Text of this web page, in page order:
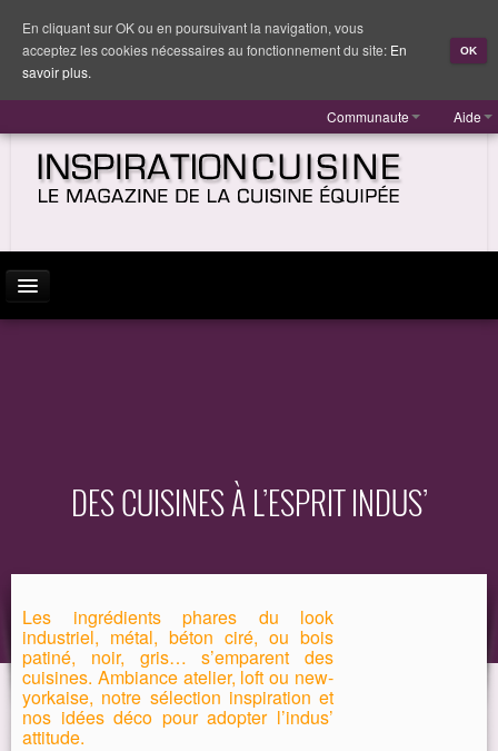
Communaute Aide
GUIDE
DES CUISINES À L’ESPRIT INDUS’
Les ingrédients phares du look
industriel, métal, béton ciré, ou bois
patiné, noir, gris… s’emparent des
cuisines. Ambiance atelier, loft ou new-
yorkaise, notre sélection inspiration et
nos idées déco pour adopter l’indus’
attitude.
En cliquant sur OK ou en poursuivant la navigation, vous
acceptez les cookies nécessaires au fonctionnement du site: En
savoir plus.
OK